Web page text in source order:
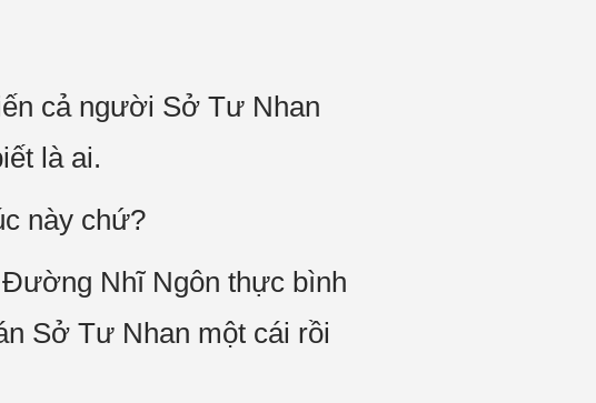
cả người Sở Tư Nhan
là ai.
này chứ?
Nhĩ Ngôn thực bình
Sở Tư Nhan một cái rồi